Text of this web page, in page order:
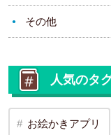
その他
人気のタ
お絵かきアプリ